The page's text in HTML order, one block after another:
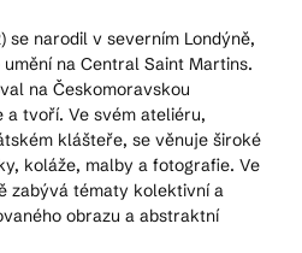
se narodil v severním Londýně,
na Central Saint Martins.
na Českomoravskou
a tvoří. Ve svém ateliéru,
klášteře, se věnuje široké
koláže, malby a fotografie. Ve
zabývá tématy kolektivní a
obrazu a abstraktní